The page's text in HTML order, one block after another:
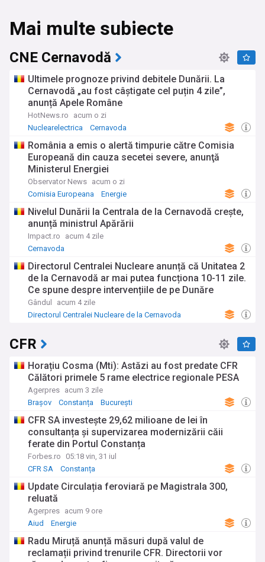
Mai multe subiecte
CNE Cernavodă
Ultimele prognoze privind debitele Dunării. La
Cernavodă „au fost câștigate cel puțin 4 zile”,
anunță Apele Române
HotNews.ro
acum o zi
Nuclearelectrica
Cernavoda
România a emis o alertă timpurie către Comisia
Europeană din cauza secetei severe, anunţă
Ministerul Energiei
Observator News acum o zi
Comisia Europeana
Energie
Nivelul Dunării la Centrala de la Cernavodă crește,
anunță ministrul Apărării
Impact.ro
acum 4 zile
Cernavoda
Directorul Centralei Nucleare anunță că Unitatea 2
de la Cernavodă ar mai putea funcționa 10-11 zile.
Ce spune despre intervențiile de pe Dunăre
Gândul
acum 4 zile
Directorul Centralei Nucleare de la Cernavoda
CFR
Horațiu Cosma (Mti): Astăzi au fost predate CFR
Călători primele 5 rame electrice regionale PESA
Agerpres acum 3 zile
Brașov
Constanța București
CFR SA investește 29,62 milioane de lei în
consultanța și supervizarea modernizării căii
ferate din Portul Constanța
Forbes.ro
05:18 vin, 31 iul
CFR SA
Constanța
Update Circulația feroviară pe Magistrala 300,
reluată
Agerpres acum 9 ore
Aiud
Energie
Radu Miruță anunță măsuri după valul de
reclamații privind trenurile CFR. Directorii vor